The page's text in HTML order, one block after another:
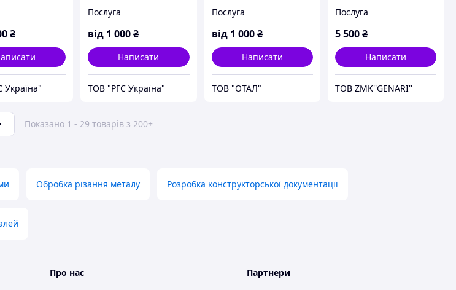
₴
Україна"
Послуга
від 1 000₴
Написати
ТОВ "РГС Україна"
Послуга
від 1 000 ₴
Написати
ТОВ "ОТАЛ"
Послуга
5 500₴
Написати
ТОВ ZMK''GENARI''
Показано 1 - 29 товарів з 200+
Обробка різання металу Розробка конструкторської документації
Про нас Партнери